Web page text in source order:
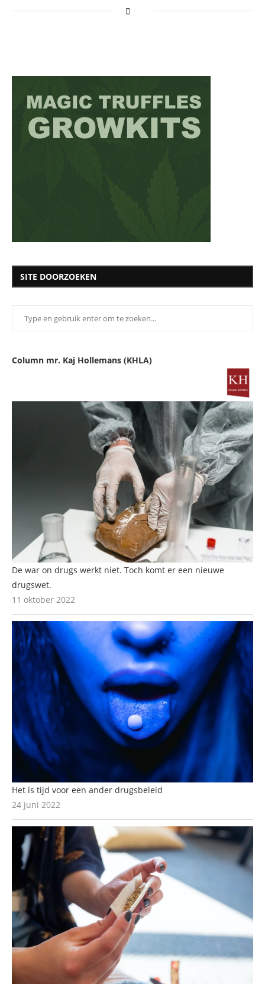
SITE DOORZOEKEN
Column mr. Kaj Hollemans (KHLA)
De war on drugs werkt niet. Toch komt er een nieuwe
drugswet.
11 oktober 2022
Het is tijd voor een ander drugsbeleid
24 juni 2022